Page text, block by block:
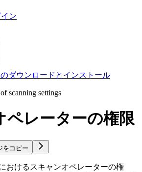
ン
のダウンロードとインストール
scanning settings
ペレーターの権限
をコピー
おけるスキャンオペレーターの権